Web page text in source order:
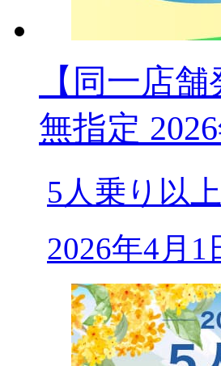
【同一店
無指定
5人乗り以
2026年4月